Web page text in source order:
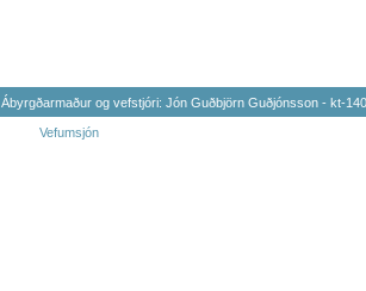
Ábyrgðarmaður og vefstjóri: Jón Guðbjörn Guðjónsson - kt-
Vefumsjón